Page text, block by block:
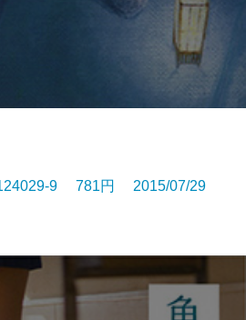
9 781円 2015/07/29